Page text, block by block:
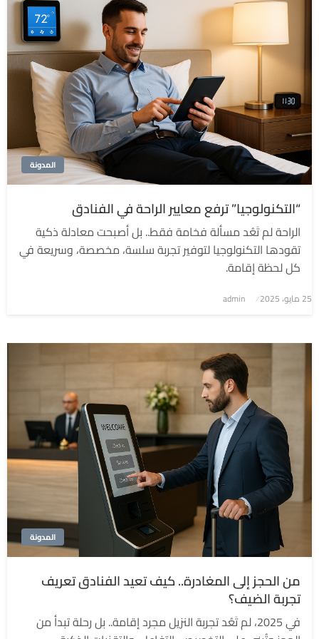
المدونة
“التكنولوجيا” ترفع معايير الراحة في الفنادق
الراحة لم تَعُد مسألة فخامة فقط.. بل أصبحت معادلة ذكية
تقودها التكنولوجيا لتوفير تجربة سلسة، مخصصة، وسريعة في
كل لحظة إقامة.
نُشر
25 مايو، 2025 admin
المدونة
من الحجز إلى المغادرة.. كيف تعيد الفنادق تعريف
تجربة الضيف؟
في 2025، لم تَعُد تجربة النزيل مجرد إقامة.. بل رحلة تبدأ من